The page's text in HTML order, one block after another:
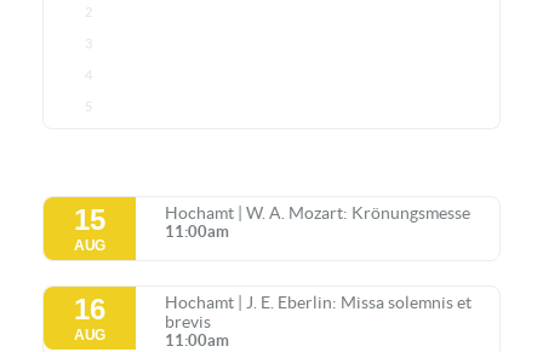
2
3
4
5
15
AUG
Hochamt | W. A. Mozart: Krönungsmesse
11:00am
16
AUG
Hochamt | J. E. Eberlin: Missa solemnis et
brevis
11:00am